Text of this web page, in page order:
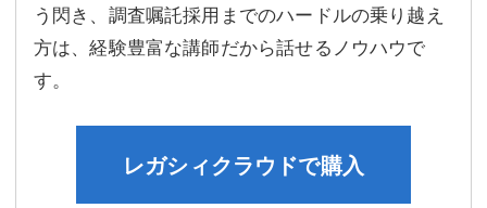
う閃き、調査嘱託採用までのハードルの乗り越え
方は、経験豊富な講師だから話せるノウハウで
す。
レガシィクラウドで購入